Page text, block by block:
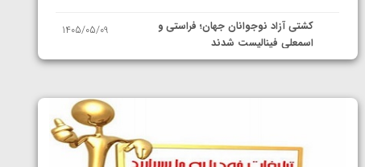
کشتی آزاد نوجوانان جهان؛ فراستی و
اسمعلی فینالیست شدند
1405/05/09
نمایندگان ایران مشخص شدند
سوم برای ایران
1405/05/07